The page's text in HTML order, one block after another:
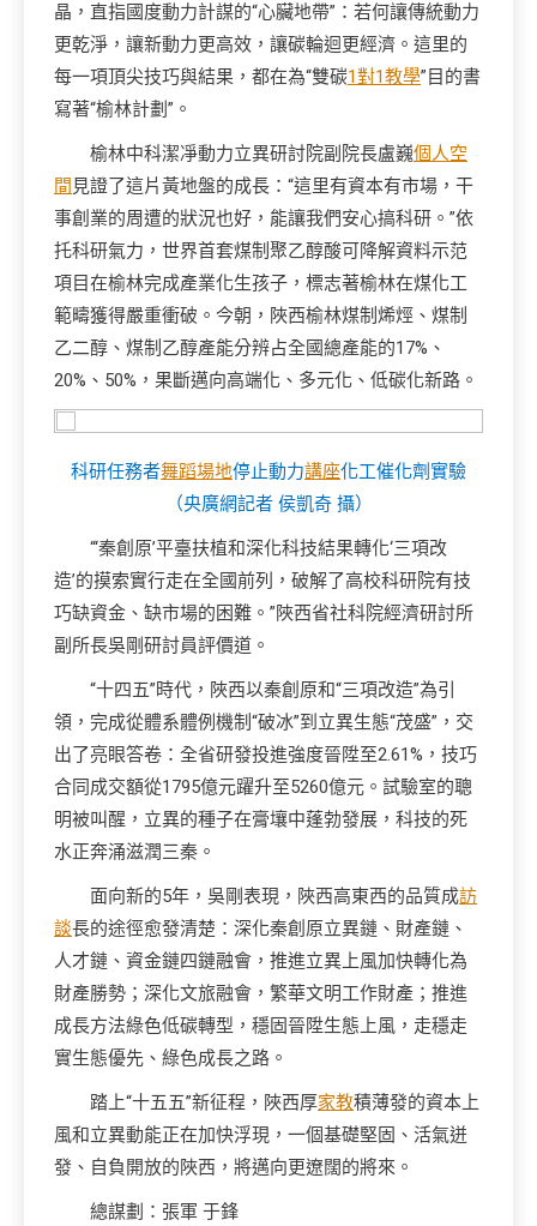
晶，直指國度動力計謀的“心臟地帶”：若何讓傳統動力
更乾淨，讓新動力更高效，讓碳輪迴更經濟。這里的
每一項頂尖技巧與結果，都在為“雙碳1對1教學”目的書
寫著“榆林計劃”。
榆林中科潔凈動力立異研討院副院長盧巍個人空
間 見證了這片黃地盤的成長：“這里有資本有市場，干
事創業的周遭的狀況也好，能讓我們安心搞科研。”依
托科研氣力，世界首套煤制聚乙醇酸可降解資料示范
項目在榆林完成產業化生孩子，標志著榆林在煤化工
範疇獲得嚴重衝破。今朝，陜西榆林煤制烯烴、煤制
乙二醇、煤制乙醇產能分辨占全國總產能的17%、
20%、50%，果斷邁向高端化、多元化、低碳化新路。
科研任務者舞蹈場地停止動力講座化工催化劑實驗
（央廣網記者 侯凱奇 攝）
“‘秦創原’平臺扶植和深化科技結果轉化‘三項改
造’的摸索實行走在全國前列，破解了高校科研院有技
巧缺資金、缺市場的困難。”陜西省社科院經濟研討所
副所長吳剛研討員評價道。
“十四五”時代，陜西以秦創原和“三項改造”為引
領，完成從體系體例機制“破冰”到立異生態“茂盛”，交
出了亮眼答卷：全省研發投進強度晉陞至2.61%，技巧
合同成交額從1795億元躍升至5260億元。試驗室的聰
明被叫醒，立異的種子在膏壤中蓬勃發展，科技的死
水正奔涌滋潤三秦。
面向新的5年，吳剛表現，陜西高東西的品質成訪
談長的途徑愈發清楚：深化秦創原立異鏈、財產鏈、
人才鏈、資金鏈四鏈融會，推進立異上風加快轉化為
財產勝勢；深化文旅融會，繁華文明工作財產；推進
成長方法綠色低碳轉型，穩固晉陞生態上風，走穩走
實生態優先、綠色成長之路。
踏上“十五五”新征程，陜西厚家教積薄發的資本上
風和立異動能正在加快浮現，一個基礎堅固、活氣迸
發、自負開放的陜西，將邁向更遼闊的將來。
總謀劃：張軍 于鋒